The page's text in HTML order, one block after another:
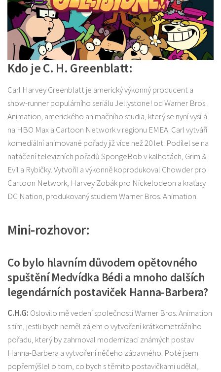
Kdo je C. H. Greenblatt:
Carl Harvey Greenblatt je americký výkonný producent a
show-runner populárního seriálu Jellystone! od Warner Bros.
Animation, amerického animačního studia, který se nyní vysílá
na HBO Max a Cartoon Network v regionu EMEA. Carl vytváří
komediální animované pořady již více než 20 let. Podílel se na
natáčení televizních pořadů SpongeBob v kalhotách, Grim &
Evil a Rybičky. Vytvořil a výkonně koprodukoval Chowder pro
Cartoon Network, Harvey Zobák pro Nickelodeon a kraťasy
DC Nation, produkovaný studiem Warner Bros. Animation.
Mini-rozhovor:
Co bylo hlavním důvodem opětovného
spuštění Medvídka Bédi a mnoho dalších
legendárních postaviček Hanna-Barbera?
C.H.G: Oslovilo mě vedení společnosti Warner Bros. Animation
s tím, jestli bych neměl zájem o vytvoření krátkometrážního
pořadu, který by zahrnoval modernizaci známých postav
Hanna-Barbera a vytvoření něčeho zábavného. Poté jsem
popřemýšlel o tom, co bych s těmito postavičkami udělal,